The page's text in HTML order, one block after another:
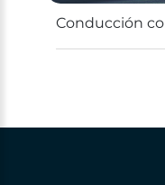
Conducción